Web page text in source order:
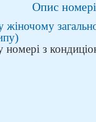
Опис
жіночому
номері з